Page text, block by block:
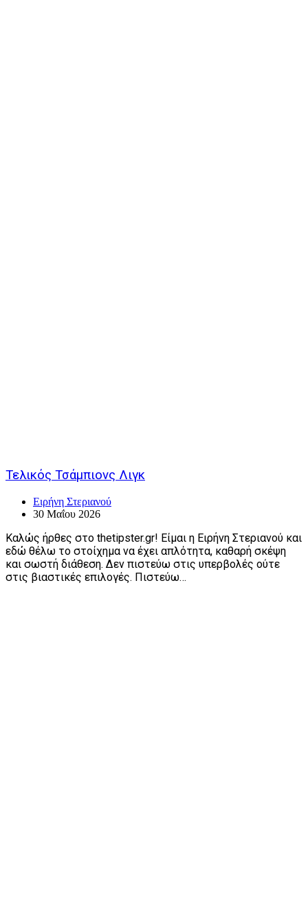
Τελικός Τσάμπιονς Λιγκ
Ειρήνη Στεριανού
30 Μαΐου 2026
Καλώς ήρθες στο thetipster.gr! Είμαι η Ειρήνη Στεριανού και
εδώ θέλω το στοίχημα να έχει απλότητα, καθαρή σκέψη
και σωστή διάθεση. Δεν πιστεύω στις υπερβολές ούτε
στις βιαστικές επιλογές. Πιστεύω…